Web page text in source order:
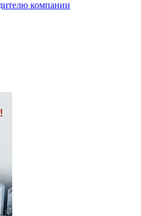
компании